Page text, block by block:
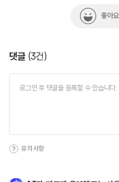
좋아
댓글 (3건)
유의사항